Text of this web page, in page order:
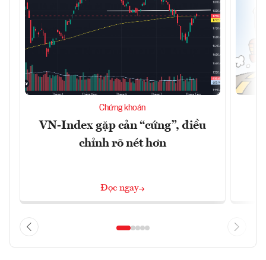
Chứng khoán
VN-Index gặp cản “cứng”, điều
chỉnh rõ nét hơn
Đọc ngay